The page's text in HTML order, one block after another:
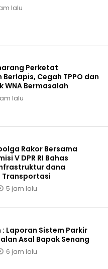
lalu
Perketat
Cegah TPPO dan
WNA Bermasalah
lalu
Rakor Bersama
V DPR RI Bahas
dana
Transportasi
5 jam lalu
: Laporan Sistem Parkir
dan Lampu Jalan Asal Bapak Senang
6 jam lalu